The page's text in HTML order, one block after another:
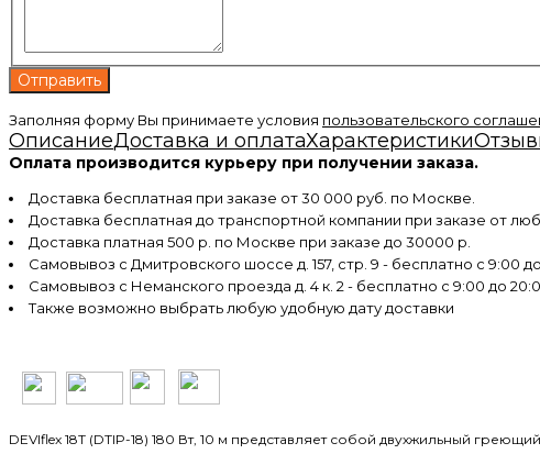
Заполняя форму Вы принимаете условия пользовательского
ОписаниеДоставка и оплатаХарактеристики
Оплата производится курьеру при получении заказа.
Доставка бесплатная при заказе от 30 000 руб. по Москве.
Доставка бесплатная до транспортной компании при заказе от
Доставка платная 500 р. по Москве при заказе до 30000 р.
Самовывоз с Дмитровского шоссе д. 157, стр. 9 - бесплатно с 9:00
Самовывоз с Неманского проезда д. 4 к. 2 - бесплатно с 9:00 до
Также возможно выбрать любую удобную дату доставки
DEVIflex 18T (DTIP-18) 180 Вт, 10 м представляет собой двухжильный